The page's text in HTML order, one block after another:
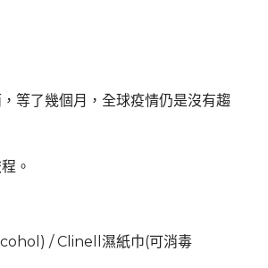
等了幾個月，全球疫情仍是沒有趨
。
/ Clinell濕紙巾(可消毒